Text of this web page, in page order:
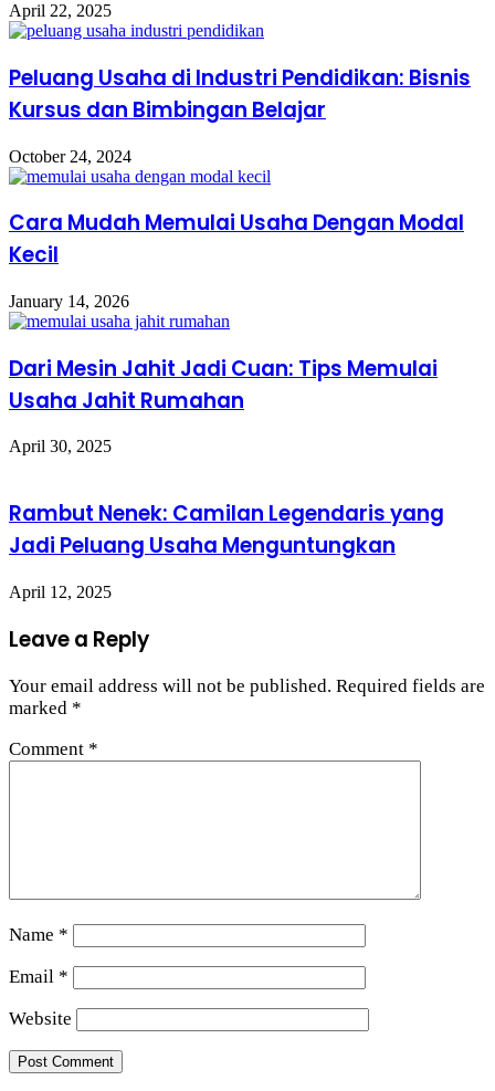
April 22, 2025
Peluang Usaha di Industri Pendidikan: Bisnis
Kursus dan Bimbingan Belajar
October 24, 2024
Cara Mudah Memulai Usaha Dengan Modal
Kecil
January 14, 2026
Dari Mesin Jahit Jadi Cuan: Tips Memulai
Usaha Jahit Rumahan
April 30, 2025
Rambut Nenek: Camilan Legendaris yang
Jadi Peluang Usaha Menguntungkan
April 12, 2025
Leave a Reply
Your email address will not be published. Required fields are
marked *
Comment *
Name *
Email *
Website